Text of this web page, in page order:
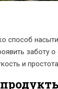
способ
заботу
и